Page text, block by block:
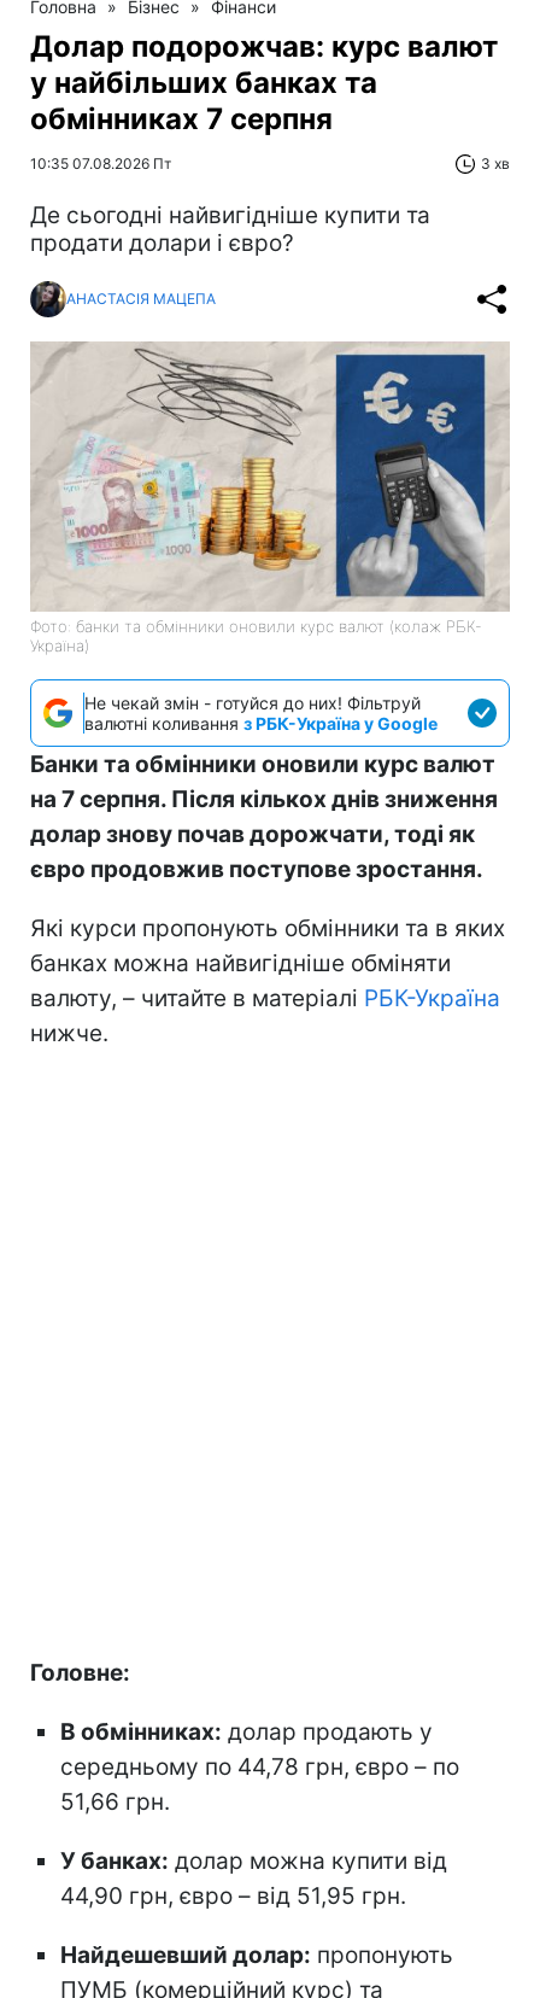
Головна » Бізнес » Фінанси
Долар подорожчав: курс валют
у найбільших банках та
обмінниках 7 серпня
10:35 07.08.2026 Пт 3 хв
Де сьогодні найвигідніше купити та
продати долари і євро?
АНАСТАСІЯ МАЦЕПА
Фото: банки та обмінники оновили курс валют (колаж РБК-
Україна)
Не чекай змін - готуйся до них! Фільтруй
валютні коливання з РБК-Україна у Google
Банки та обмінники оновили курс валют
на 7 серпня. Після кількох днів зниження
долар знову почав дорожчати, тоді як
євро продовжив поступове зростання.
Які курси пропонують обмінники та в яких
банках можна найвигідніше обміняти
валюту, – читайте в матеріалі РБК-Україна
нижче.
Головне:
В обмінниках: долар продають у
середньому по 44,78 грн, євро – по
51,66 грн.
У банках: долар можна купити від
44,90 грн, євро – від 51,95 грн.
Найдешевший долар: пропонують
ПУМБ (комерційний курс) та